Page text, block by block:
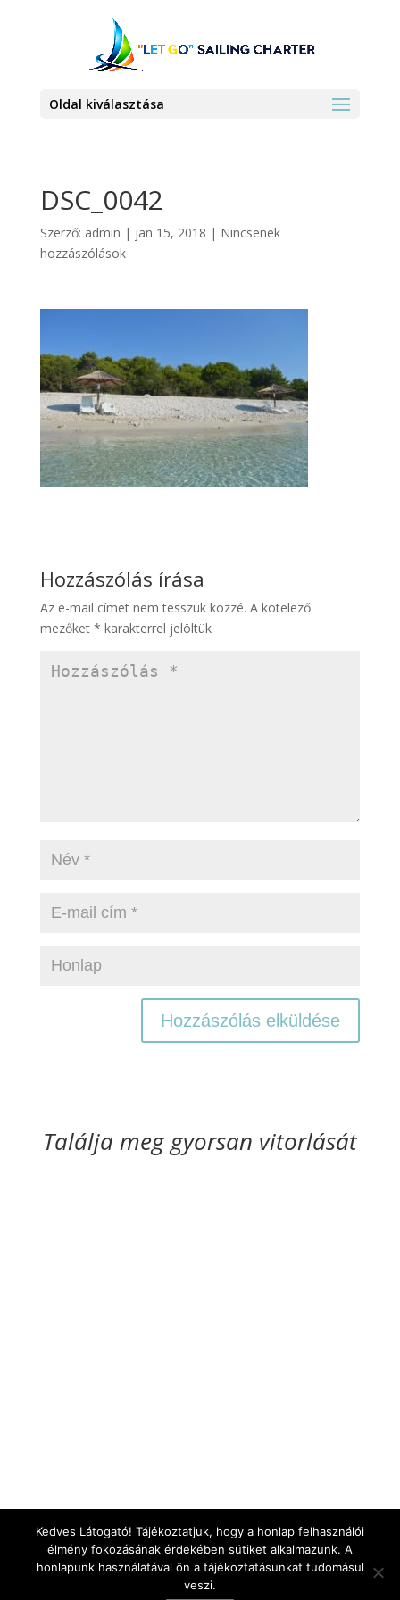
Oldal kiválasztása
DSC_0042
Szerző: admin | jan 15, 2018 | Nincsenek
hozzászólások
Hozzászólás írása
Az e-mail címet nem tesszük közzé. A kötelező
mezőket * karakterrel jelöltük
Találja meg gyorsan vitorlását
Kedves Látogató! Tájékoztatjuk, hogy a honlap felhasználói
élmény fokozásának érdekében sütiket alkalmazunk. A
honlapunk használatával ön a tájékoztatásunkat tudomásul
veszi.